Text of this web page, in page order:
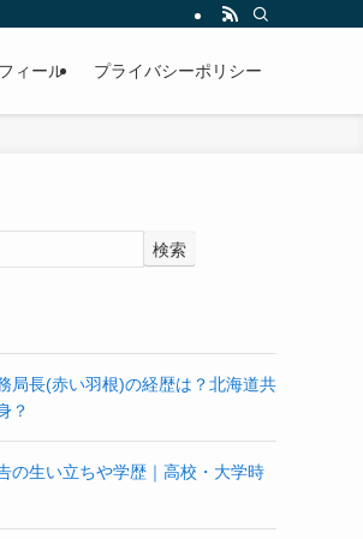
ィール プライバシーポリシー
検索
局長(赤い羽根)の経歴は？北海道共
？
の生い立ちや学歴｜高校・大学時